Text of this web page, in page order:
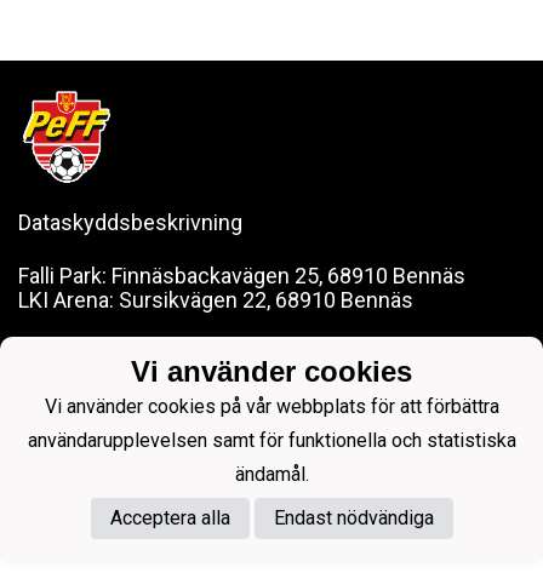
Dataskyddsbeskrivning
Falli Park: Finnäsbackavägen 25, 68910 Bennäs
LKI Arena: Sursikvägen 22, 68910 Bennäs
Powered by
Vi använder cookies
Vi använder cookies på vår webbplats för att förbättra
användarupplevelsen samt för funktionella och statistiska
ändamål.
Acceptera alla
Endast nödvändiga